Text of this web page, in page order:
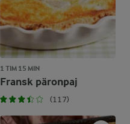
1 TIM 15 MIN
Fransk päronpaj
(117)